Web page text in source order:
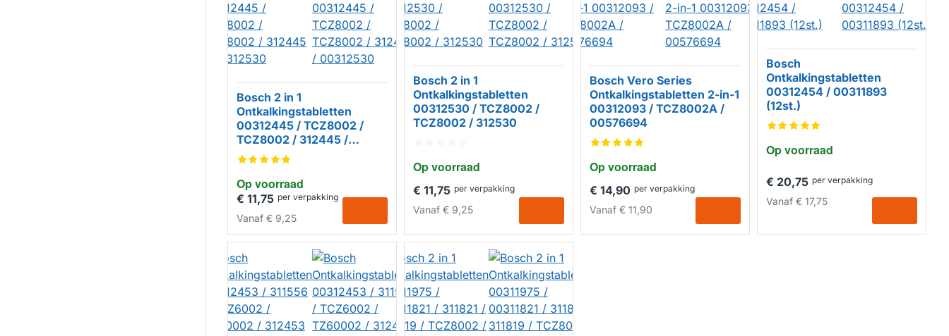
Op voorraad
Bosch 2 in 1
Ontkalkingstabletten
00312445 / TCZ8002 /
TCZ8002 / 312445 /
00312530
€ 11,75 per verpakking
Vanaf € 9,25
Op voorraad
Bosch 2 in 1
Ontkalkingstabletten
00312530 / TCZ8002 /
TCZ8002 / 312530
€ 11,75 per verpakking
Vanaf€ 9,25
Op voorraad
Bosch Vero Series
Ontkalkingstabletten 2-in-1
00312093 / TCZ8002A /
00576694
€ 14,90 per verpakking
Vanaf€ 11,90
Op voorraad
Bosch
Ontkalkingstabletten
00312454 / 00311893
(12st.)
€ 20,75 per verpakking
Vanaf€ 17,75